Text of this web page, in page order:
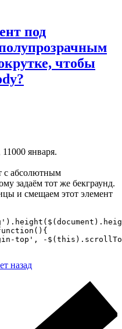
под
чтобы
11000 января.
с абсолютным
задаём тот же бекграунд.
и смещаем этот элемент
назад